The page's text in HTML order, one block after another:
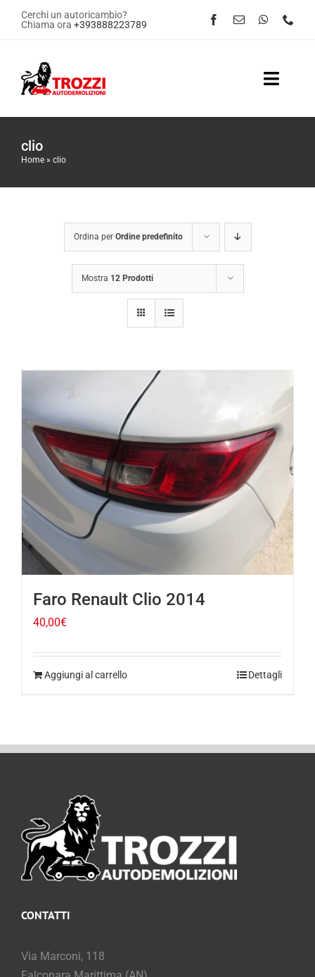
SaltaCerchi un autoricambio?
Chiama ora +393888223789
Toggle
Contattaci
clio
Home » clio
Ordina per Ordine predefinito
Mostra 12 Prodotti
Faro Renault Clio 2014
40,00€
Aggiungi al carrello Dettagli
CONTATTI
Via Marconi, 118